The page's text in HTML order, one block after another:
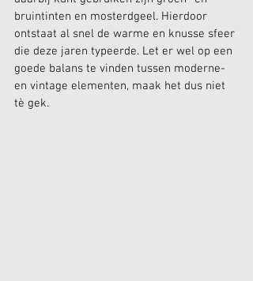
bruintinten en mosterdgeel. Hierdoor
ontstaat al snel de warme en knusse sfeer
die deze jaren typeerde. Let er wel op een
goede balans te vinden tussen moderne-
en vintage elementen, maak het dus niet
tè gek.